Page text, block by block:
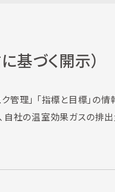
基づく開示）
ク管理」 「指標と目標」
自社の温室効果ガスの排